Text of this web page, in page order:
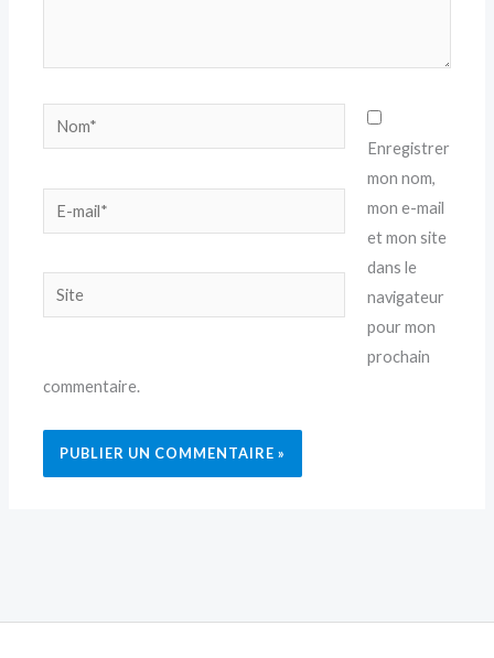
Nom*
E-
mail*
Site
Enregistrer
mon nom,
mon e-mail
et mon site
dans le
navigateur
pour mon
prochain
commentaire.